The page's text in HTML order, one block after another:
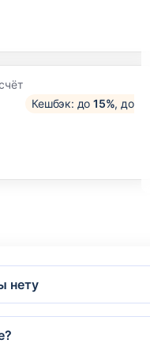
Кешбэк: до15%, до
нету